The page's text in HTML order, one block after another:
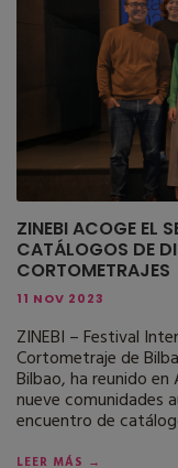
ZINEBI ACOGE EL
CATÁLOGOS DE
CORTOMETRAJES
11 NOV 2023
ZINEBI – Festival
Cortometraje de
Bilbao, ha reunido
nueve comunidades
encuentro de
LEER MÁS →